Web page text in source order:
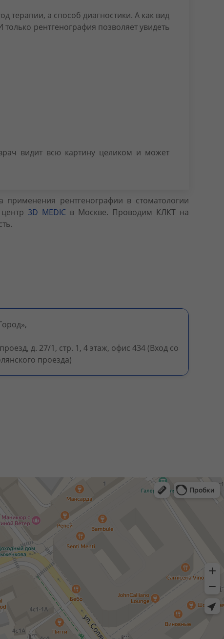
терапии, а способ диагностики. А как вид
рентгенография позволяет увидеть
видит всю картину целиком и может
рентгенографии в стоматологии
3D MEDIC в Москве. Проводим КЛКТ на
д. 27/1, стр. 1, 4 этаж, офис 434 (Вход со
проезда)